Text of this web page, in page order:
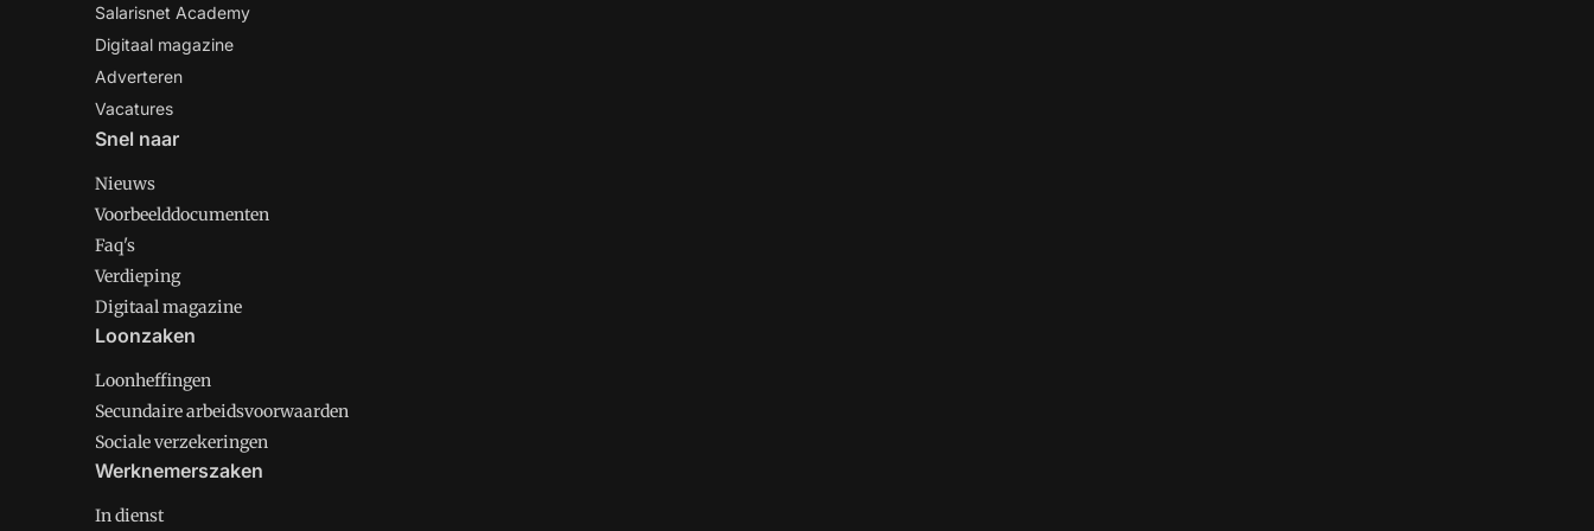
Salarisnet Academy
Digitaal magazine
Adverteren
Vacatures
Snel naar
Nieuws
Voorbeelddocumenten
Faq's
Verdieping
Digitaal magazine
Loonzaken
Loonheffingen
Secundaire arbeidsvoorwaarden
Sociale verzekeringen
Werknemerszaken
In dienst